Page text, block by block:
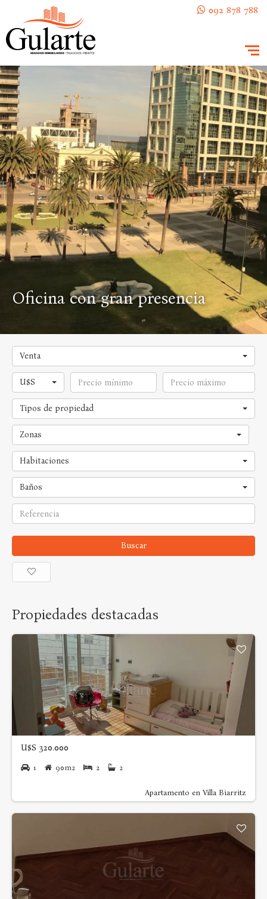
092 878 788
Oficina con gran presencia
Venta
U$S
Tipos de propiedad
Zonas
Habitaciones
Baños
Buscar
Propiedades destacadas
U$S 320.000
1 90m2 2 2
Apartamento en Villa Biarritz